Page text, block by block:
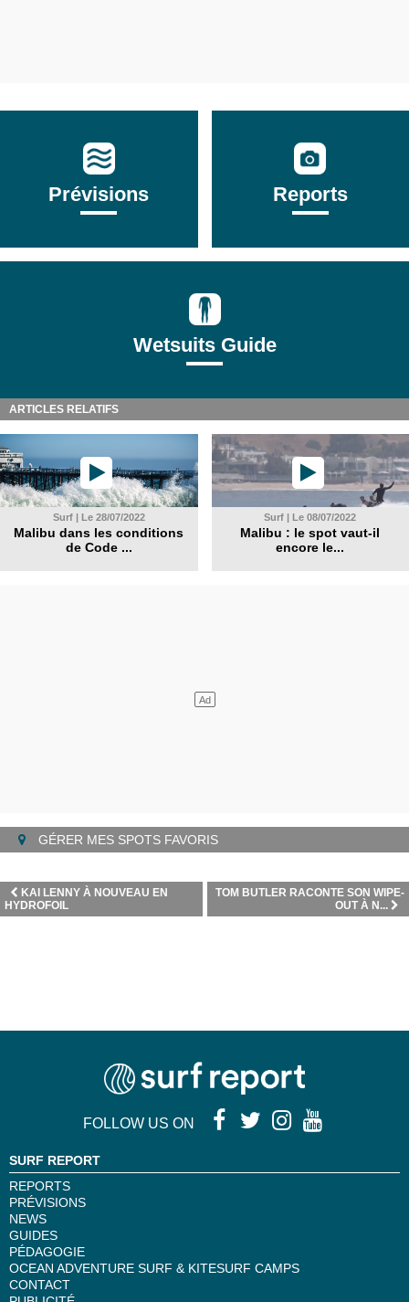
Prévisions Reports
Wetsuits Guide
ARTICLES RELATIFS
Surf | Le 28/07/2022
Malibu dans les conditions
de Code ...
Surf | Le 08/07/2022
Malibu : le spot vaut-il
encore le...
GÉRER MES SPOTS FAVORIS
TOM BUTLER RACONTE SON WIPE-
OUT À N...
KAI LENNY À NOUVEAU EN
HYDROFOIL
FOLLOW US ON
SURF REPORT
REPORTS
PRÉVISIONS
NEWS
GUIDES
PÉDAGOGIE
OCEAN ADVENTURE SURF & KITESURF CAMPS
CONTACT